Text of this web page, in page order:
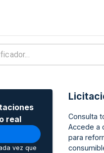
real
vez que
Consulta
Accede a
para